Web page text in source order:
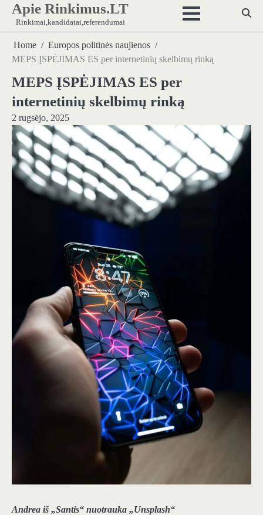
Skip
content
Apie Rinkimus.LT
Rinkimai,kandidatai,referendumai
Home
Europos politinės naujienos
MEPS ĮSPĖJIMAS ES per internetinių skelbimų rinką
MEPS ĮSPĖJIMAS ES per
internetinių skelbimų rinką
2 rugsėjo, 2025
Andrea iš „Santis“ nuotrauka „Unsplash“